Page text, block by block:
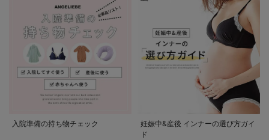
入院準備の持ち物チェック
妊娠中&産後 インナーの選び方ガイ
ド